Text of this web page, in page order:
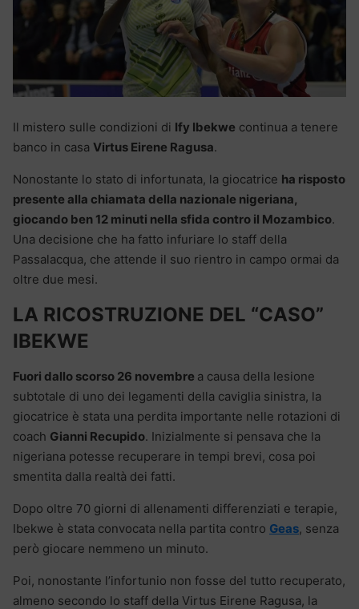
Il mistero sulle condizioni di Ify Ibekwe continua a tenere
banco in casa Virtus Eirene Ragusa.
Nonostante lo stato di infortunata, la giocatrice ha risposto
presente alla chiamata della nazionale nigeriana,
giocando ben 12 minuti nella sfida contro il Mozambico.
Una decisione che ha fatto infuriare lo staff della
Passalacqua, che attende il suo rientro in campo ormai da
oltre due mesi.
LA RICOSTRUZIONE DEL “CASO”
IBEKWE
Fuori dallo scorso 26 novembre a causa della lesione
subtotale di uno dei legamenti della caviglia sinistra, la
giocatrice è stata una perdita importante nelle rotazioni di
coach Gianni Recupido. Inizialmente si pensava che la
nigeriana potesse recuperare in tempi brevi, cosa poi
smentita dalla realtà dei fatti.
Dopo oltre 70 giorni di allenamenti differenziati e terapie,
Ibekwe è stata convocata nella partita contro Geas, senza
però giocare nemmeno un minuto.
Poi, nonostante l’infortunio non fosse del tutto recuperato,
almeno secondo lo staff della Virtus Eirene Ragusa, la